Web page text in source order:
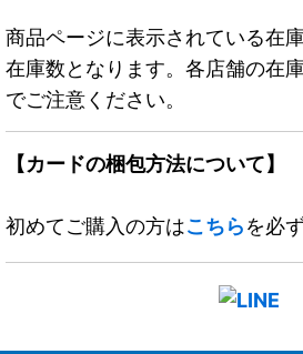
商品ページに表示されている在
在庫数となります。各店舗の在
でご注意ください。
【カードの梱包方法について】
初めてご購入の方はこちらを必